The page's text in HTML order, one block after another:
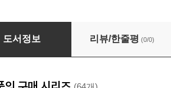
널예스 2022년 10월호
도서정보 리뷰/한줄평 (0/0)